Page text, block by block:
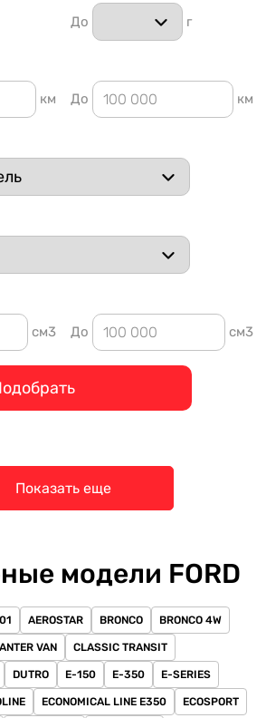
До г
км До км
см3 До см3
Показать еще
модели FORD
AEROSTAR BRONCO BRONCO 4W
VAN CLASSIC TRANSIT
DUTRO E-150 E-350 E-SERIES
ECONOMICAL LINE E350 ECOSPORT